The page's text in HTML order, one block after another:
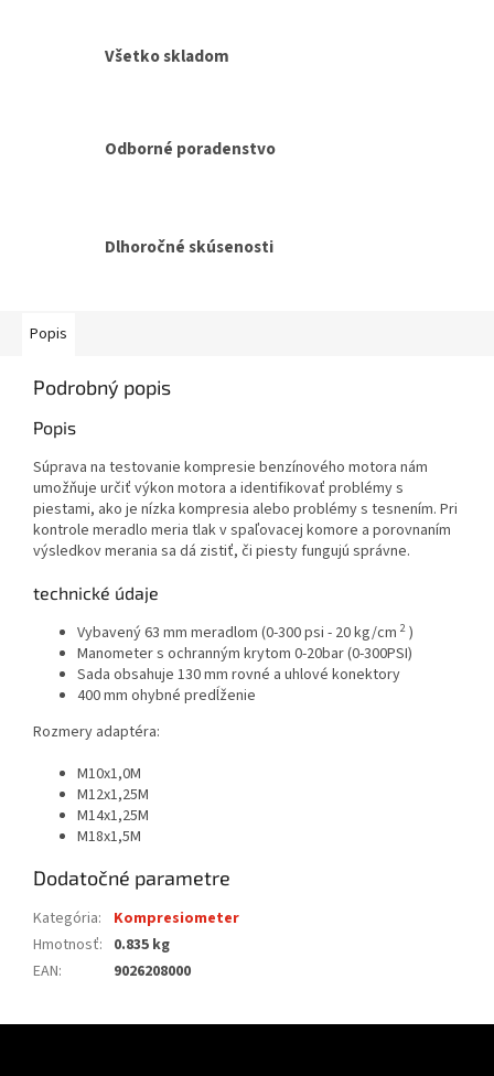
Všetko skladom
Odborné poradenstvo
Dlhoročné skúsenosti
Popis
Podrobný popis
Popis
Súprava na testovanie kompresie benzínového motora nám
umožňuje určiť výkon motora a identifikovať problémy s
piestami, ako je nízka kompresia alebo problémy s tesnením. Pri
kontrole meradlo meria tlak v spaľovacej komore a porovnaním
výsledkov merania sa dá zistiť, či piesty fungujú správne.
technické údaje
Vybavený 63 mm meradlom (0-300 psi - 20 kg/cm 2 )
Manometer s ochranným krytom 0-20bar (0-300PSI)
Sada obsahuje 130 mm rovné a uhlové konektory
400 mm ohybné predĺženie
Rozmery adaptéra:
M10x1,0M
M12x1,25M
M14x1,25M
M18x1,5M
Dodatočné parametre
Kategória:
Kompresiometer
Hmotnosť: 0.835 kg
EAN: 9026208000